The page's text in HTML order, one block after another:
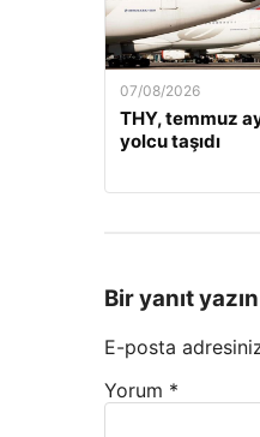
07/08/2026
THY, temmuz
yolcu taşıdı
Bir yanıt yazın
E-posta
Yorum *